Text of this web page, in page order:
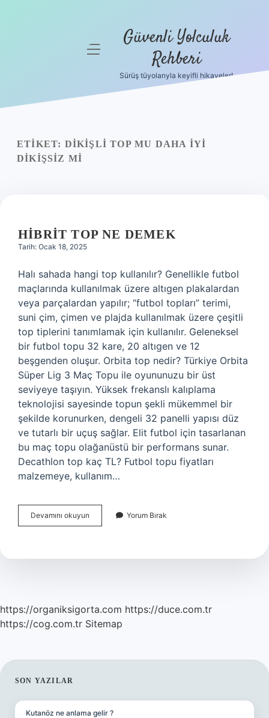
Yasal Uyarı
menüyü Güvenli Yolculuk
Rehberi
Sürüş tüyolarıyla keyifli hikayeler!
ETIKET: DIKIŞLI TOP MU DAHA IYI
DIKIŞSIZ MI
HIBRIT TOP NE DEMEK
Tarih: Ocak 18, 2025
Halı sahada hangi top kullanılır? Genellikle futbol
maçlarında kullanılmak üzere altıgen plakalardan
veya parçalardan yapılır; “futbol topları” terimi,
suni çim, çimen ve plajda kullanılmak üzere çeşitli
top tiplerini tanımlamak için kullanılır. Geleneksel
bir futbol topu 32 kare, 20 altıgen ve 12
beşgenden oluşur. Orbita top nedir? Türkiye Orbita
Süper Lig 3 Maç Topu ile oyununuzu bir üst
seviyeye taşıyın. Yüksek frekanslı kalıplama
teknolojisi sayesinde topun şekli mükemmel bir
şekilde korunurken, dengeli 32 panelli yapısı düz
ve tutarlı bir uçuş sağlar. Elit futbol için tasarlanan
bu maç topu olağanüstü bir performans sunar.
Decathlon top kaç TL? Futbol topu fiyatları
malzemeye, kullanım…
Devamını okuyun
Top
Yorum Bırak
https://organiksigorta.com https://duce.com.tr
https://cog.com.tr Sitemap
SIDEBAR
SON YAZILAR
Kutanöz ne anlama gelir ?